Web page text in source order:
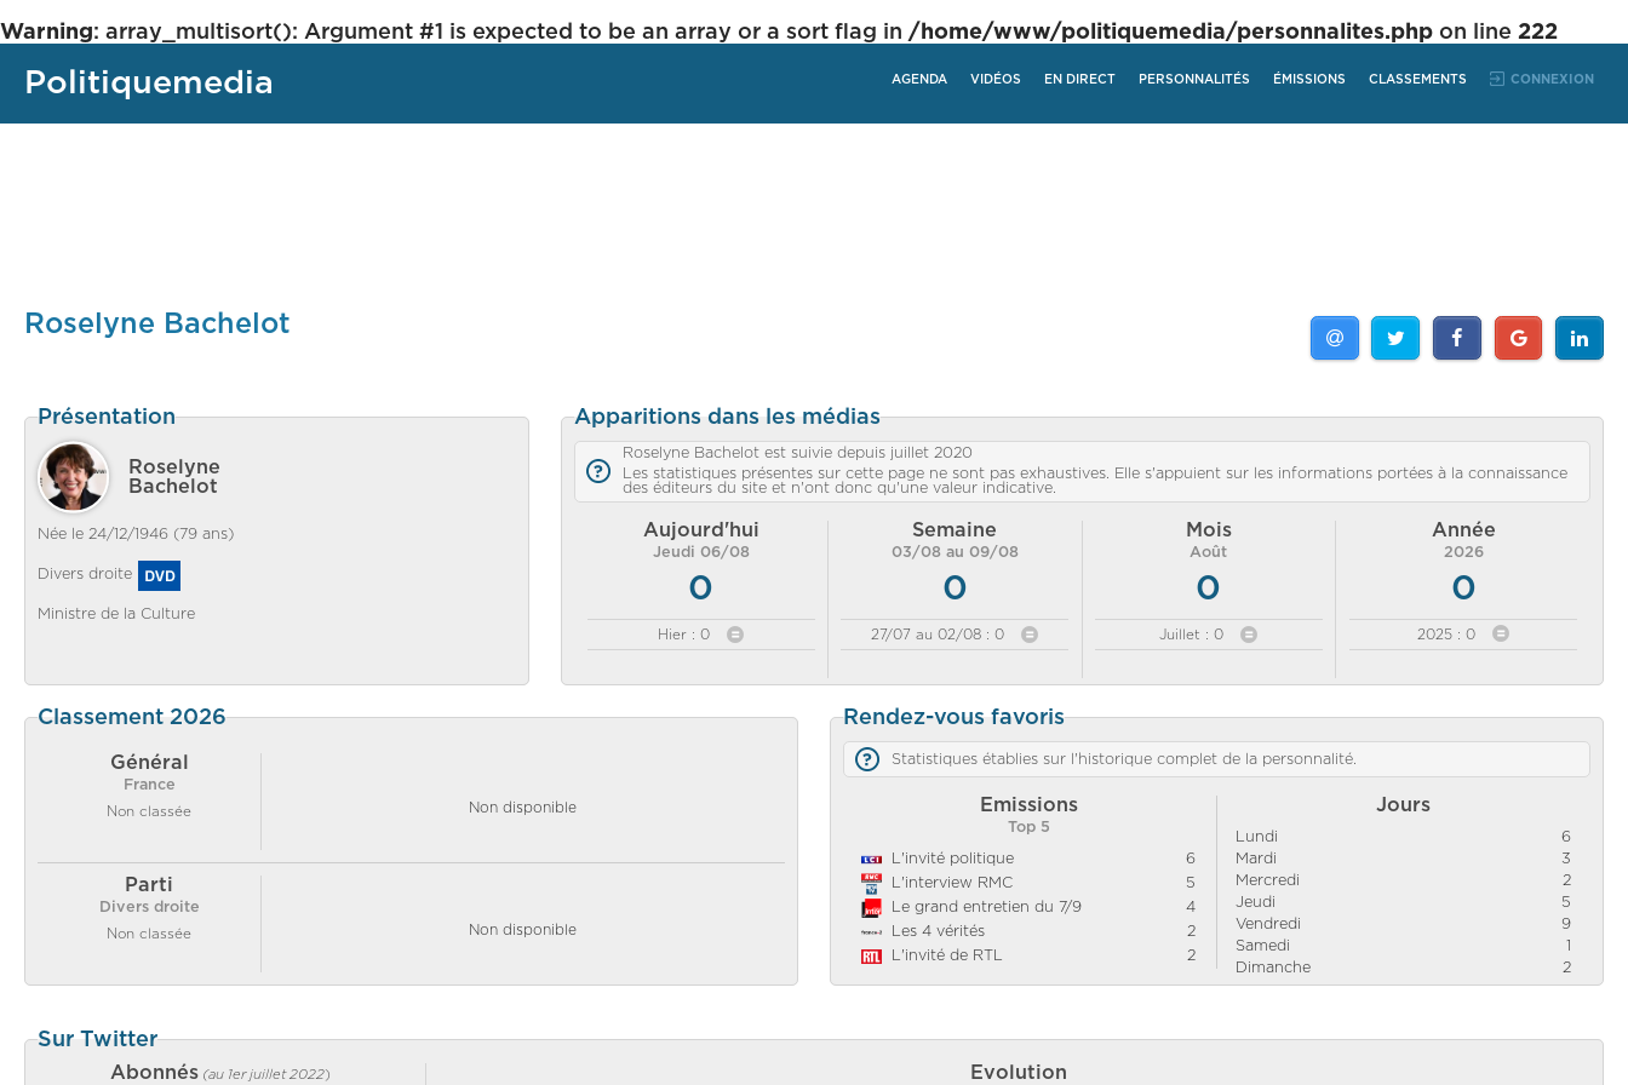
Warning: array_multisort(): Argument #1 is expected to be an array or a sort flag in /home/www/politiquemedia/personnalites.php on line 222
Politiquemedia AGENDA VIDÉOS EN DIRECT PERSONNALITÉS ÉMISSIONS CLASSEMENTS CONNEXION
Roselyne Bachelot
Présentation
Roselyne
Bachelot
Née le 24/12/1946 (79 ans)
Divers droite
Ministre de la Culture
Apparitions dans les médias
Roselyne Bachelot est suivie depuis juillet 2020
Les statistiques présentes sur cette page ne sont pas exhaustives. Elle s'appuient sur les informations portées à la connaissance
des éditeurs du site et n'ont donc qu'une valeur indicative.
Aujourd'hui
Jeudi 06/08
0
Hier : 0
Semaine
03/08 au 09/08
0
27/07 au 02/08 : 0
Mois
Août
0
Juillet : 0
Année
2026
0
2025 : 0
Classement 2026
Général
France
Non classée Non disponible
Parti
Divers droite
Non classée Non disponible
Rendez-vous favoris
Statistiques établies sur l'historique complet de la personnalité.
Emissions
Top 5
L'invité politique
6
L'interview RMC
5
Le grand entretien du 7/9
4
Les 4 vérités
2
L'invité de RTL
2
Jours
Lundi
6
Mardi
3
Mercredi
2
Jeudi
5
Vendredi
9
Samedi
1
Dimanche
2
Sur Twitter
Abonnés (au 1er juillet 2022) Evolution